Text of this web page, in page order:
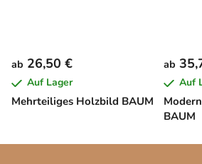
Mehrteiliges Holzbild BAUM
ab 26,50 €
Auf Lager
BAUM
ab
Auf